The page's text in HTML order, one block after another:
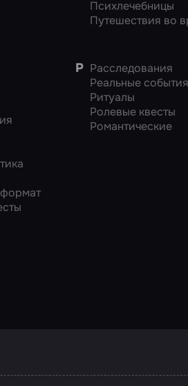
Психлечебницы
Путешествия во
Р Расследования
Реальные
Ритуалы
Ролевые квесты
Романтические